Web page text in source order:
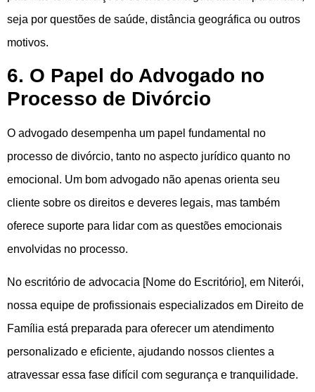
seja por questões de saúde, distância geográfica ou outros
motivos.
6. O Papel do Advogado no
Processo de Divórcio
O advogado desempenha um papel fundamental no
processo de divórcio, tanto no aspecto jurídico quanto no
emocional. Um bom advogado não apenas orienta seu
cliente sobre os direitos e deveres legais, mas também
oferece suporte para lidar com as questões emocionais
envolvidas no processo.
No escritório de advocacia [Nome do Escritório], em Niterói,
nossa equipe de profissionais especializados em Direito de
Família está preparada para oferecer um atendimento
personalizado e eficiente, ajudando nossos clientes a
atravessar essa fase difícil com segurança e tranquilidade.